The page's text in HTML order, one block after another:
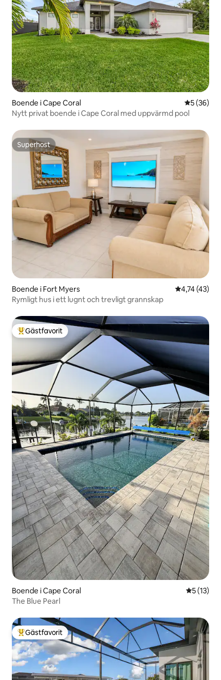
Boende i Cape Coral 5 av 5 i
5 (36)
Nytt privat boende i Cape Coral med uppvärmd pool
Superhost
Superhost
Boende i Fort Myers 4,74 av 5 i
4,74 (43)
Rymligt hus i ett lugnt och trevligt grannskap
Populär gästfavorit
Gästfavorit
Boende i Cape Coral 5 av 5 i
5 (13)
The Blue Pearl
Populär gästfavorit
Gästfavorit